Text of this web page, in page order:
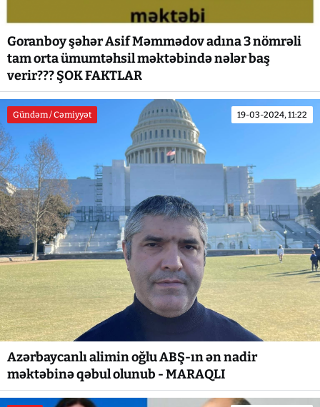
Goranboy şəhər Asif Məmmədov adına 3 nömrəli
tam orta ümumtəhsil məktəbində nələr baş
verir??? ŞOK FAKTLAR
Gündəm / Cəmiyyət 19-03-2024, 11:22
Azərbaycanlı alimin oğlu ABŞ-ın ən nadir
məktəbinə qəbul olunub - MARAQLI